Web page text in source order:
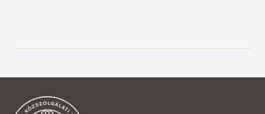
Jó Állam Kutatások
Bemutatás
KÖFOP keretében megvalósult kutatások